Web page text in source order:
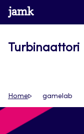
Siirry
suoraan
www.jamk.fi
Turbinaattori
Home gamelab